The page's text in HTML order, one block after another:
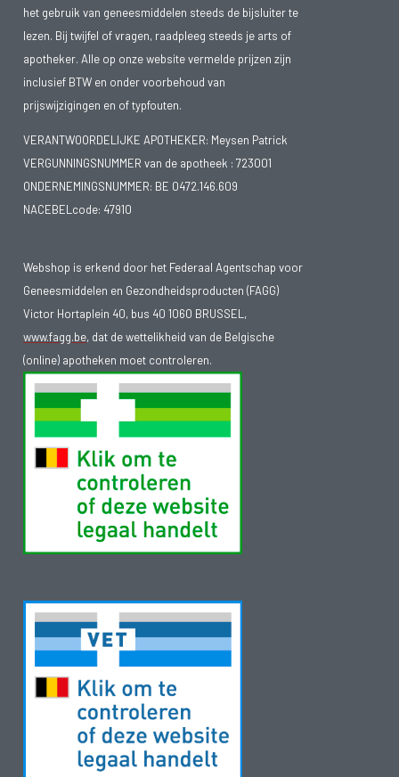
het gebruik van geneesmiddelen steeds de bijsluiter te
lezen. Bij twijfel of vragen, raadpleeg steeds je arts of
apotheker. Alle op onze website vermelde prijzen zijn
inclusief BTW en onder voorbehoud van
prijswijzigingen en of typfouten.
VERANTWOORDELIJKE APOTHEKER: Meysen Patrick
VERGUNNINGSNUMMER van de apotheek : 723001
ONDERNEMINGSNUMMER: BE 0472.146.609
NACEBELcode: 47910
Webshop is erkend door het Federaal Agentschap voor
Geneesmiddelen en Gezondheidsproducten (FAGG)
Victor Hortaplein 40, bus 40 1060 BRUSSEL,
www.fagg.be, dat de wettelikheid van de Belgische
(online) apotheken moet controleren.